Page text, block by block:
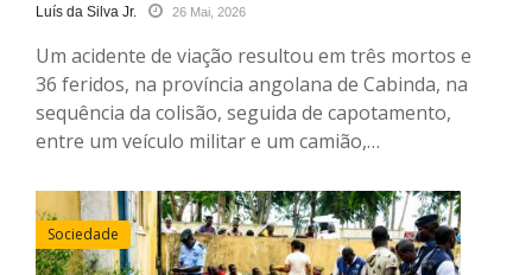
Luís da Silva Jr. 26 Mai, 2026
Um acidente de viação resultou em três mortos e
36 feridos, na província angolana de Cabinda, na
sequência da colisão, seguida de capotamento,
entre um veículo militar e um camião,…
Sociedade